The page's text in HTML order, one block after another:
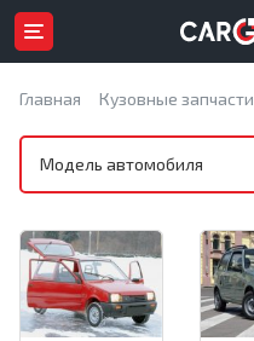
Главная Кузовные запчасти
Модель автомобиля